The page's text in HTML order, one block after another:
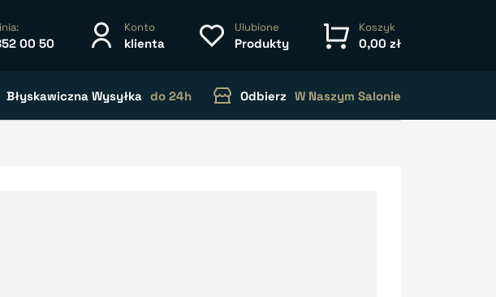
00 50
Konto
klienta
Ulubione
Produkty
Koszyk
0,00 zł
Błyskawiczna Wysyłka do 24h Odbierz W Naszym Salonie